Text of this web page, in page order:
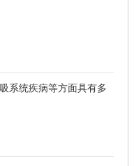
系统疾病等方面具有多